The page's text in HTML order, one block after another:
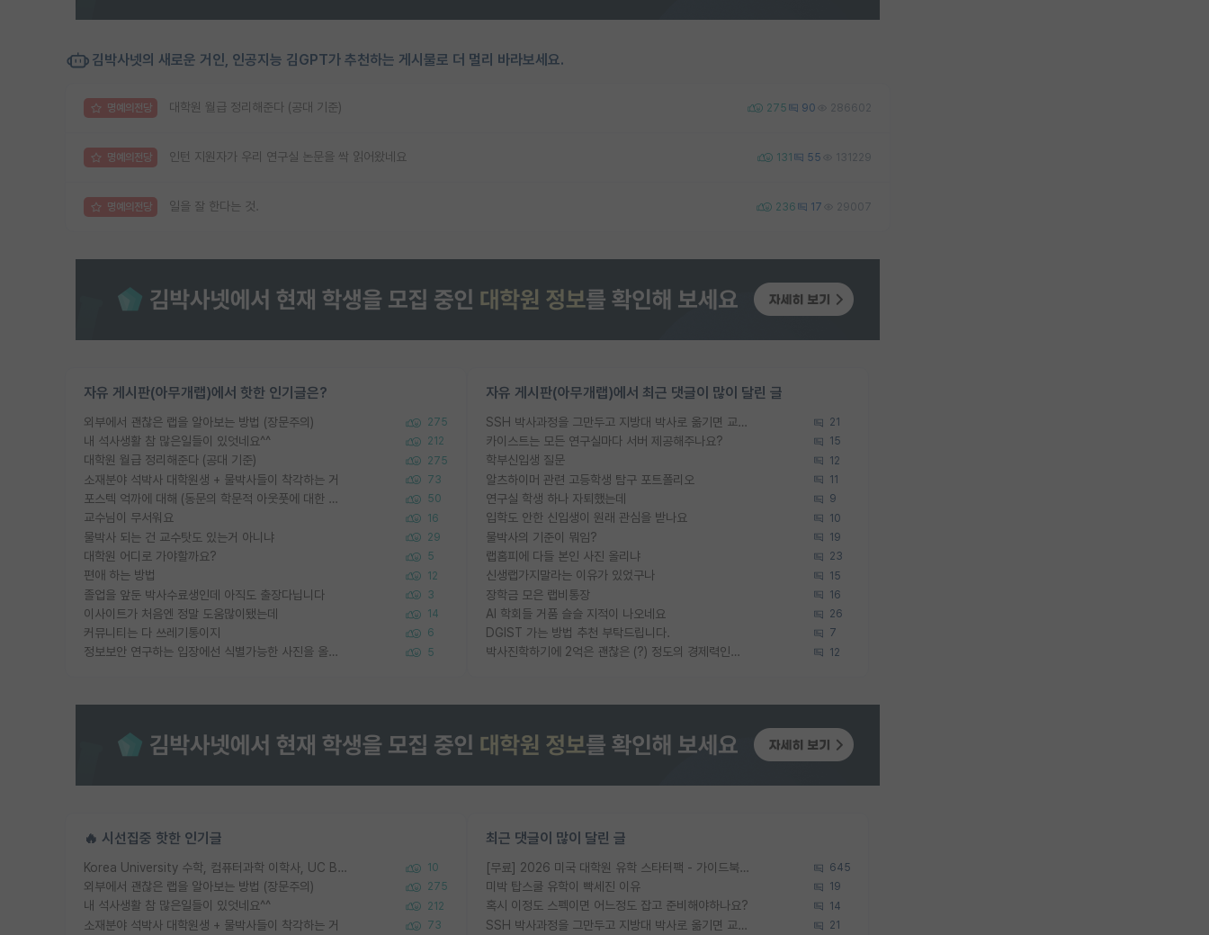
김박사넷의 새로운 거인, 인공지능 김GPT가 추천하는 게시물로 더 멀리 바라보세요.
명예의전당 대학원 월급 정리해준다 (공대 기준) 275 90 286602
명예의전당 인턴 지원자가 우리 연구실 논문을 싹 읽어왔네요 131 55 131229
명예의전당 일을 잘 한다는 것. 236 17 29007
자유 게시판(아무개랩)에서 핫한 인기글은?
외부에서 괜찮은 랩을 알아보는 방법 (장문주의) 275
내 석사생활 참 많은일들이 있엇네요^^ 212
대학원 월급 정리해준다 (공대 기준) 275
소재분야 석박사 대학원생 + 물박사들이 착각하는 거 73
포스텍 억까에 대해 (동문의 학문적 아웃풋에 대한 반박) 50
교수님이 무서워요 16
물박사 되는 건 교수탓도 있는거 아니냐 29
대학원 어디로 가야할까요? 5
편애 하는 방법 12
졸업을 앞둔 박사수료생인데 아직도 출장다닙니다 3
이사이트가 처음엔 정말 도움많이됐는데 14
커뮤니티는 다 쓰레기통이지 6
정보보안 연구하는 입장에선 식별가능한 사진을 올리는건 비추이긴함 5
자유 게시판(아무개랩)에서 최근 댓글이 많이 달린 글
SSH 박사과정을 그만두고 지방대 박사로 옮기면 교수의 꿈은 끝일까요? 21
카이스트는 모든 연구실마다 서버 제공해주나요? 15
학부신입생 질문 12
알츠하이머 관련 고등학생 탐구 포트폴리오 11
연구실 학생 하나 자퇴했는데 9
입학도 안한 신입생이 원래 관심을 받나요 10
물박사의 기준이 뭐임? 19
랩홈피에 다들 본인 사진 올리냐 23
신생랩가지말라는 이유가 있었구나 15
장학금 모은 랩비통장 16
AI 학회들 거품 슬슬 지적이 나오네요 26
DGIST 가는 방법 추천 부탁드립니다. 7
박사진학하기에 2억은 괜찮은 (?) 정도의 경제력인가요 12
🔥 시선집중 핫한 인기글
Korea University 수학, 컴퓨터과학 이학사, UC Berkeley 산업공학 대학원 공학박사가 되는 것은 쉽지 않겠죠? 10
외부에서 괜찮은 랩을 알아보는 방법 (장문주의) 275
내 석사생활 참 많은일들이 있엇네요^^ 212
소재분야 석박사 대학원생 + 물박사들이 착각하는 거 73
최근 댓글이 많이 달린 글
[무료] 2026 미국 대학원 유학 스타터팩 - 가이드북 & 합격자 컨택메일 템플릿 645
미박 탑스쿨 유학이 빡세진 이유 19
혹시 이정도 스펙이면 어느정도 잡고 준비해야하나요? 14
SSH 박사과정을 그만두고 지방대 박사로 옮기면 교수의 꿈은 끝일까요? 21